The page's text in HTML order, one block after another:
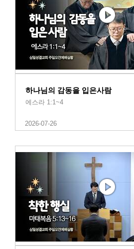
하나님의 감동을 입은사람
에스라 1:1~4
2026-07-26